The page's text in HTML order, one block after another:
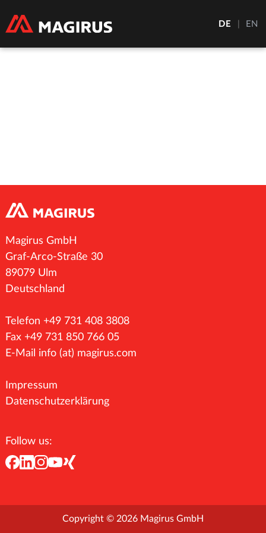
DE EN
Magirus GmbH
Graf-Arco-Straße 30
89079 Ulm
Deutschland
Telefon +49 731 408 3808
Fax +49 731 850 766 05
E-Mail info (at) magirus.com
Impressum
Datenschutzerklärung
Follow us:
Copyright © 2026 Magirus GmbH